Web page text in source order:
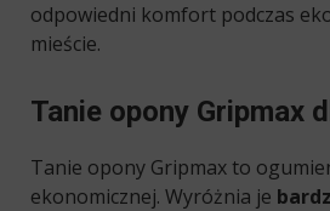
odpowiedni komfort podczas
mieście.
Tanie opony Gripmax
Tanie opony Gripmax to
ekonomicznej. Wyróżnia je